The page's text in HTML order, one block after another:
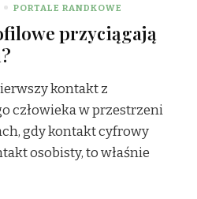
PORTALE RANDKOWE
przyciągają
kontakt z
człowieka w przestrzeni
gdy kontakt cyfrowy
osobisty, to właśnie